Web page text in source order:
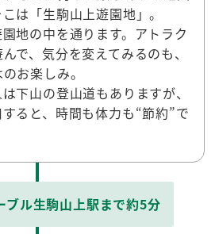
は「生駒山上遊園地」。
地の中を通ります。アトラク
で、気分を変えてみるのも、
お楽しみ。
下山の登山道もありますが、
ると、時間も体力も“節約”で
ル生駒山上駅まで約5分